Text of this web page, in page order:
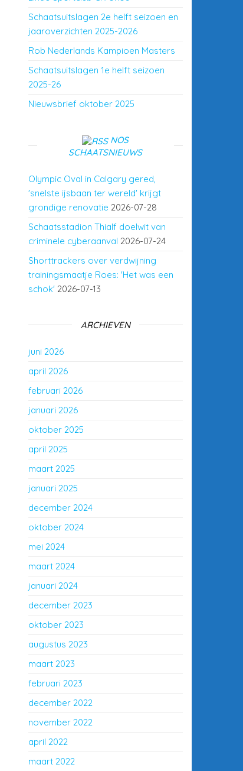
Schaatsuitslagen 2e helft seizoen en
jaaroverzichten 2025-2026
Rob Nederlands Kampioen Masters
Schaatsuitslagen 1e helft seizoen
2025-26
Nieuwsbrief oktober 2025
NOS
SCHAATSNIEUWS
Olympic Oval in Calgary gered,
'snelste ijsbaan ter wereld' krijgt
grondige renovatie 2026-07-28
Schaatsstadion Thialf doelwit van
criminele cyberaanval 2026-07-24
Shorttrackers over verdwijning
trainingsmaatje Roes: 'Het was een
schok' 2026-07-13
ARCHIEVEN
juni 2026
april 2026
februari 2026
januari 2026
oktober 2025
april 2025
maart 2025
januari 2025
december 2024
oktober 2024
mei 2024
maart 2024
januari 2024
december 2023
oktober 2023
augustus 2023
maart 2023
februari 2023
december 2022
november 2022
april 2022
maart 2022